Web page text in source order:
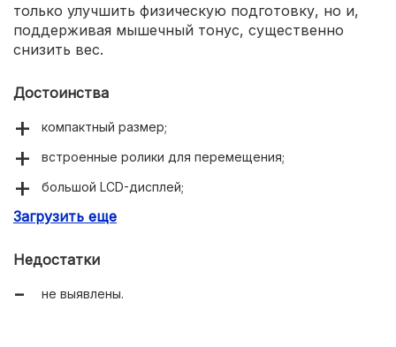
только улучшить физическую подготовку, но и,
поддерживая мышечный тонус, существенно
снизить вес.
Достоинства
компактный размер;
встроенные ролики для перемещения;
большой LCD-дисплей;
фиксирующие ремни на педалях.
Загрузить еще
Недостатки
не выявлены.